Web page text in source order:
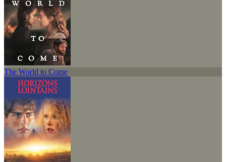
The World to Come